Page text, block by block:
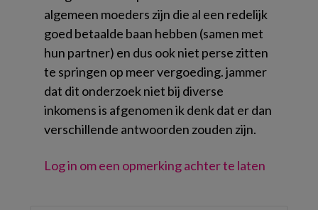
algemeen moeders zijn die al een redelijk
goed betaalde baan hebben (samen met
hun partner) en dus ook niet perse zitten
te springen op meer vergoeding. jammer
dat dit onderzoek niet bij diverse
inkomens is afgenomen ik denk dat er dan
verschillende antwoorden zouden zijn.
Log in om een opmerking achter te laten